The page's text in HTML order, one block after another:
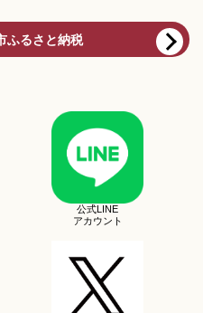
ふるさと納税
公式LINE
アカウント